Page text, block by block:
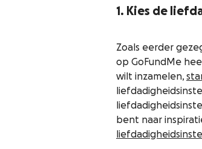
1. Kies de
Zoals eerder
op GoFundMe
wilt inzamelen,
bent naar